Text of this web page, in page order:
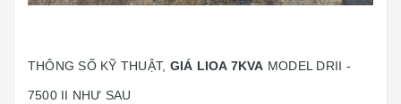
THÔNG SỐ KỸ THUẬT, GIÁ LIOA 7KVA MODEL DRII -
7500 II NHƯ SAU